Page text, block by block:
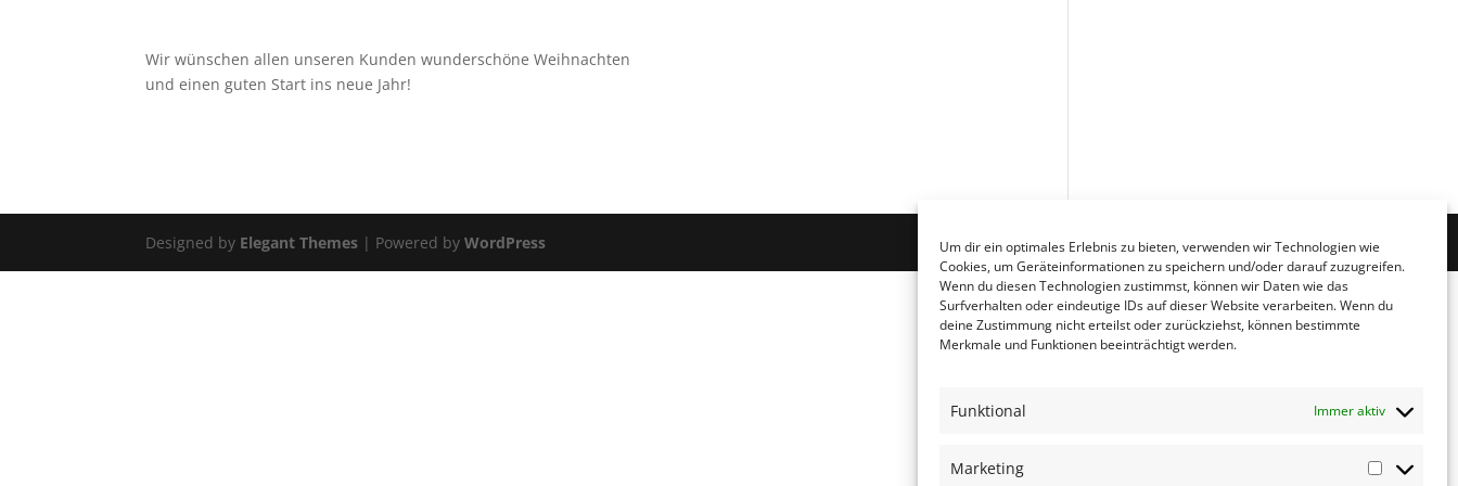
Um dir ein optimales Erlebnis zu bieten, verwenden wir Technologien wie
Cookies, um Geräteinformationen zu speichern und/oder darauf zuzugreifen.
Wenn du diesen Technologien zustimmst, können wir Daten wie das
Surfverhalten oder eindeutige IDs auf dieser Website verarbeiten. Wenn du
deine Zustimmung nicht erteilst oder zurückziehst, können bestimmte
Merkmale und Funktionen beeinträchtigt werden.
Funktional Immer aktiv
Marketing
Wir wünschen allen unseren Kunden wunderschöne Weihnachten
und einen guten Start ins neue Jahr!
Designed by Elegant Themes | Powered byWordPress